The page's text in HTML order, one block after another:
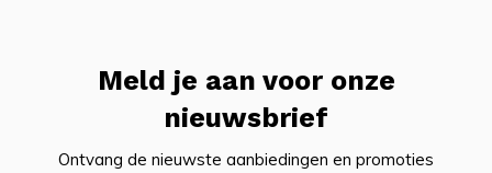
Meld je aan voor onze
nieuwsbrief
Ontvang de nieuwste aanbiedingen en promoties